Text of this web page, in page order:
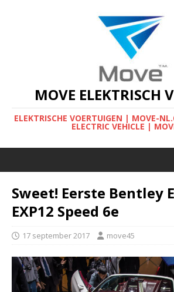
MOVE ELEKTRISCH
ELEKTRISCHE VOERTUIGEN | MOVE-
ELECTRIC VEHICLE |
Sweet! Eerste Bentley
EXP12 Speed 6e
17 september 2017 move45